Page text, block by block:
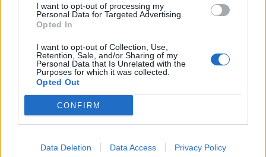
I want to opt-out of processing my
Personal Data for Targeted Advertising.
Opted In
I want to opt-out of Collection, Use,
Retention, Sale, and/or Sharing of my
Personal Data that Is Unrelated with the
Purposes for which it was collected.
Opted Out
CONFIRM
Data Deletion Data Access Privacy Policy
Shtuarmë12.07.2023 10:50
Tags:
astrit beqiri
Jetmir Kastrati